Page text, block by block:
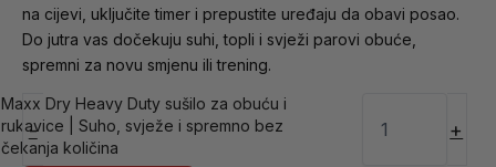
na cijevi, uključite timer i prepustite uređaju da obavi posao.
Do jutra vas dočekuju suhi, topli i svježi parovi obuće,
spremni za novu smjenu ili trening.
-
Maxx Dry Heavy Duty sušilo za obuću i
rukavice | Suho, svježe i spremno bez
čekanja količina
+